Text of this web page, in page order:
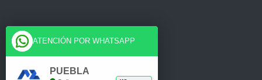
Cuenta
Tienda
ATENCIÓN POR WHATSAPP
PUEBLA